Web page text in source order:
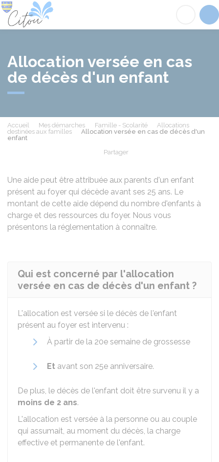
Allocation versée en cas
de décès d'un enfant
Accueil Mes démarches Famille - Scolarité
Allocations
destinées aux familles
Allocation versée en cas de décès d'un
enfant
Partager
Une aide peut être attribuée aux parents d'un enfant
présent au foyer qui décède avant ses 25 ans. Le
montant de cette aide dépend du nombre d'enfants à
charge et des ressources du foyer. Nous vous
présentons la réglementation à connaître.
Qui est concerné par l'allocation
versée en cas de décès d'un enfant ?
L'allocation est versée si le décès de l'enfant
présent au foyer est intervenu :
À partir de la 20e semaine de grossesse
Et avant son 25e anniversaire.
De plus, le décès de l'enfant doit être survenu il y a
moins de 2 ans.
L'allocation est versée à la personne ou au couple
qui assumait, au moment du décès, la charge
effective et permanente de l'enfant.